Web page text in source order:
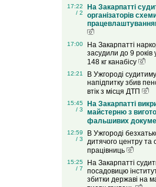
17:22
/ 2
На Закарпатті
організаторів
17:00
На Закарпатті
засудили до 9 років
148 кг канабісу
12:21
В Ужгороді
напідпитку збив
втік з місця ДТП
15:45
/ 3
На Закарпатті
майстерню з
фальшивих
12:59
/ 3
В Ужгороді
дитячого центру та
працівниць
15:25
/ 7
На Закарпатті
посадовицю
збитки державі на